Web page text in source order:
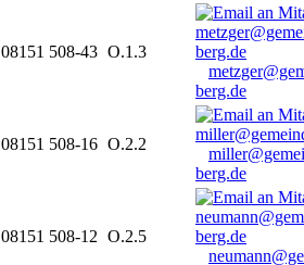
08151 508-43 O.1.3
berg.de
08151 508-16 O.2.2
berg.de
08151 508-12 O.2.5